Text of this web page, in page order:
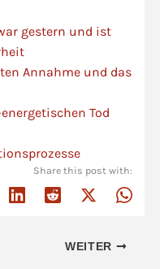
gestern und ist
Annahme und das
Tod
Share this post with:
WEITER